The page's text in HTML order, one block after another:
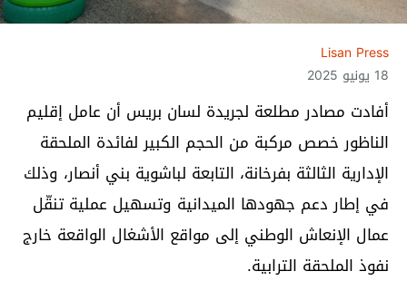
Lisan Press
18 يونيو 2025
أفادت مصادر مطلعة لجريدة لسان بريس أن عامل إقليم
الناظور خصص مركبة من الحجم الكبير لفائدة الملحقة
الإدارية الثالثة بفرخانة، التابعة لباشوية بني أنصار، وذلك
في إطار دعم جهودها الميدانية وتسهيل عملية تنقّل
عمال الإنعاش الوطني إلى مواقع الأشغال الواقعة خارج
نفوذ الملحقة الترابية.